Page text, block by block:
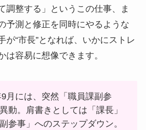
調整する」というこの仕事、ま
予測と修正を同時にやるような
が“市長”となれば、いかにストレ
は容易に想像できます。
月には、突然「職員課副参
動。肩書きとしては「課長」
参事」へのステップダウン。